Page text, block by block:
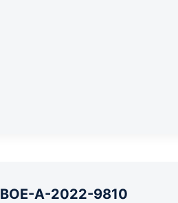
BOE-A-2022-9810